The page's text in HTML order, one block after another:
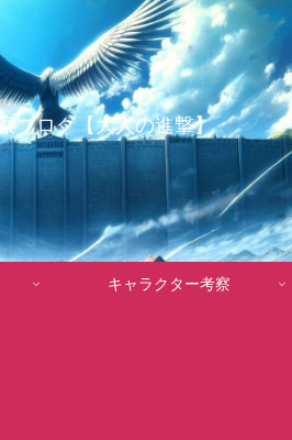
ブログ【大人の進撃】
キャラクター考察